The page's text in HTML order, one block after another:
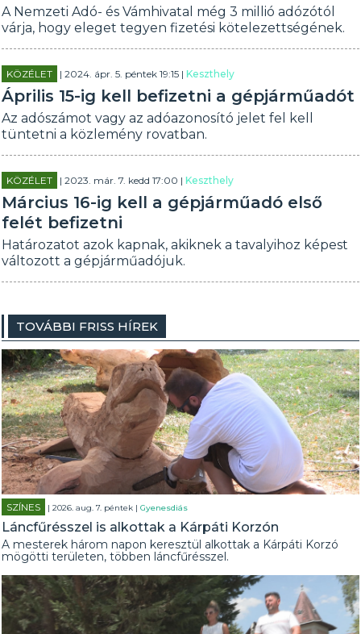
A Nemzeti Adó- és Vámhivatal még 3 millió adózótól
várja, hogy eleget tegyen fizetési kötelezettségének.
KÖZÉLET | 2024. ápr. 5. péntek 19:15 |Keszthely
Április 15-ig kell befizetni a gépjárműadót
Az adószámot vagy az adóazonosító jelet fel kell
tüntetni a közlemény rovatban.
KÖZÉLET | 2023. már. 7. kedd 17:00 |Keszthely
Március 16-ig kell a gépjárműadó első
felét befizetni
Határozatot azok kapnak, akiknek a tavalyihoz képest
változott a gépjárműadójuk.
TOVÁBBI FRISS HÍREK
SZÍNES | 2026. aug. 7. péntek |Gyenesdiás
Láncfűrésszel is alkottak a Kárpáti Korzón
A mesterek három napon keresztül alkottak a Kárpáti Korzó
mögötti területen, többen láncfűrésszel.